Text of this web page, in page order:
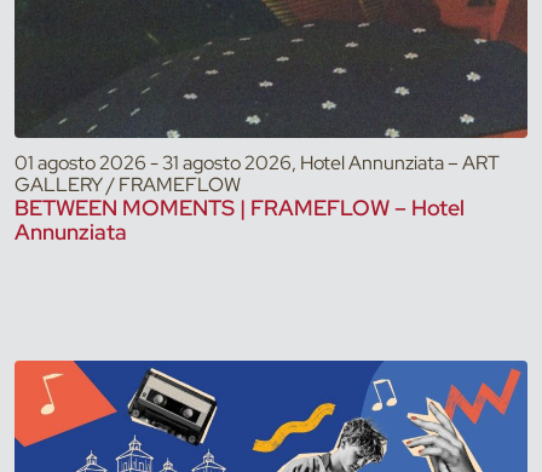
01 agosto 2026 - 31 agosto 2026, Hotel Annunziata – ART
GALLERY / FRAMEFLOW
BETWEEN MOMENTS | FRAMEFLOW – Hotel
Annunziata